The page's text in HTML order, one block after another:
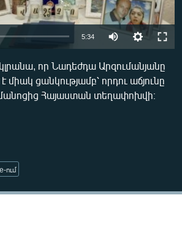
5:34 Auto
360p
480p
որ Նադեժդա Արզումանյանը
միակ ցանկությամբ՝ որդու աճյունը
Հայաստան տեղափոխվի։
ում